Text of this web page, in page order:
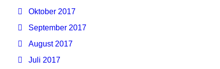
Oktober 2017
September 2017
August 2017
Juli 2017